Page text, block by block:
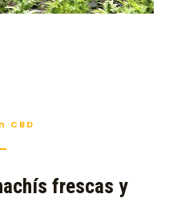
CBD
frescas y